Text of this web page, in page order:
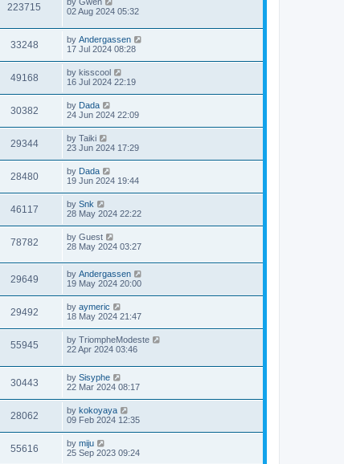
223715
02 Aug 2024 05:32
33248 by Andergassen
17 Jul 2024 08:28
49168 by kisscool
16 Jul 2024 22:19
30382 by Dada
24 Jun 2024 22:09
29344 by Taiki
23 Jun 2024 17:29
28480 by Dada
19 Jun 2024 19:44
46117 by Snk
28 May 2024 22:22
78782 by Guest
28 May 2024 03:27
29649 by Andergassen
19 May 2024 20:00
29492 by aymeric
18 May 2024 21:47
55945 by TriompheModeste
22 Apr 2024 03:46
30443 by Sisyphe
22 Mar 2024 08:17
28062 by kokoyaya
09 Feb 2024 12:35
55616 by miju
25 Sep 2023 09:24